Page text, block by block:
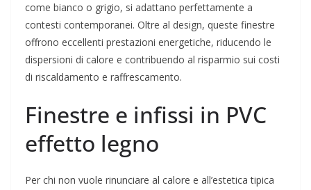
come bianco o grigio, si adattano perfettamente a
contesti contemporanei. Oltre al design, queste finestre
offrono eccellenti prestazioni energetiche, riducendo le
dispersioni di calore e contribuendo al risparmio sui costi
di riscaldamento e raffrescamento.
Finestre e infissi in PVC
effetto legno
Per chi non vuole rinunciare al calore e all’estetica tipica